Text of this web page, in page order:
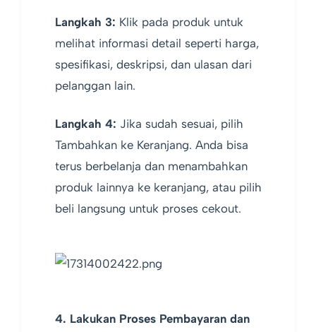
Langkah 3: Klik pada produk untuk
melihat informasi detail seperti harga,
spesifikasi, deskripsi, dan ulasan dari
pelanggan lain.
Langkah 4: Jika sudah sesuai, pilih
Tambahkan ke Keranjang. Anda bisa
terus berbelanja dan menambahkan
produk lainnya ke keranjang, atau pilih
beli langsung untuk proses cekout.
4. Lakukan Proses Pembayaran dan